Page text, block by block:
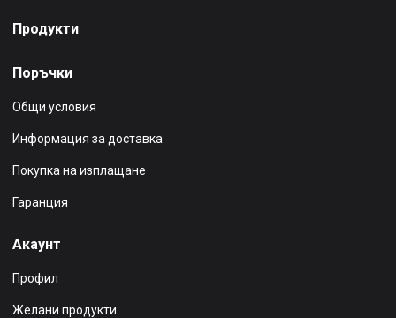
Продукти
Поръчки
Общи условия
Информация за доставка
Покупка на изплащане
Гаранция
Акаунт
Профил
Желани продукти